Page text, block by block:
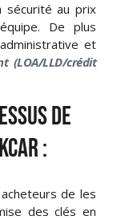
sécurité au prix
De plus
et
(LOA/LLD/crédit
DE
:
de les
des clés en